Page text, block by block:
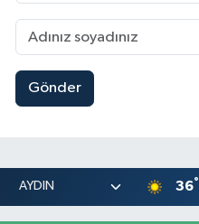
Gönder
36°